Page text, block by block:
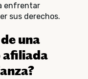
enfrentar
sus derechos.
una
afiliada